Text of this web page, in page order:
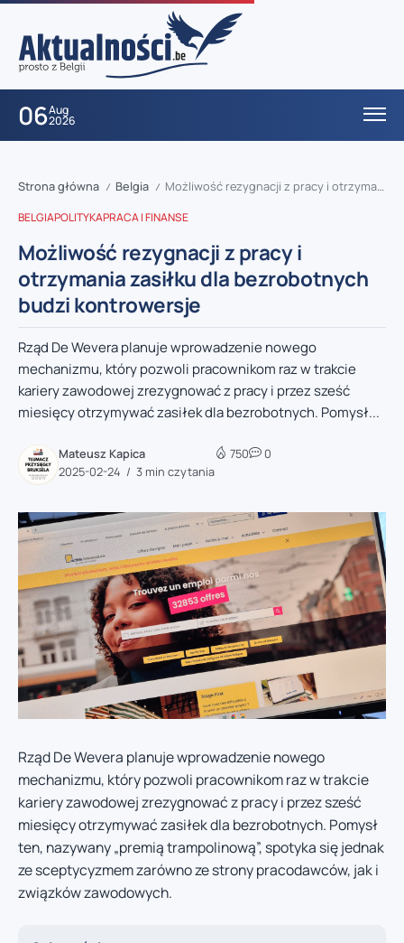
06Aug
2026
Strona główna / Belgia / Możliwość rezygnacji z pracy i otrzymania zasiłku dla bezrobotnych budzi kontrowersje
BELGIAPOLITYKAPRACA I FINANSE
Możliwość rezygnacji z pracy i
otrzymania zasiłku dla bezrobotnych
budzi kontrowersje
Rząd De Wevera planuje wprowadzenie nowego
mechanizmu, który pozwoli pracownikom raz w trakcie
kariery zawodowej zrezygnować z pracy i przez sześć
miesięcy otrzymywać zasiłek dla bezrobotnych. Pomysł...
Mateusz Kapica
2025-02-24
3 min czytania
750 0
Rząd De Wevera planuje wprowadzenie nowego
mechanizmu, który pozwoli pracownikom raz w trakcie
kariery zawodowej zrezygnować z pracy i przez sześć
miesięcy otrzymywać zasiłek dla bezrobotnych. Pomysł
ten, nazywany „premią trampolinową”, spotyka się jednak
ze sceptycyzmem zarówno ze strony pracodawców, jak i
związków zawodowych.